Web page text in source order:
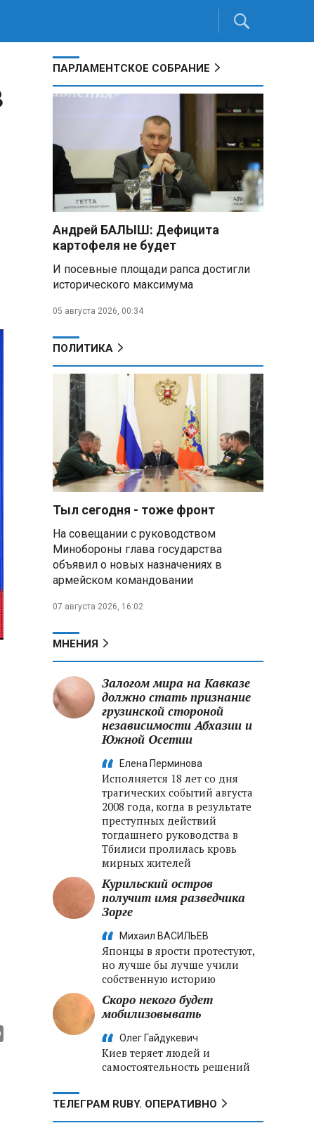
ПАРЛАМЕНТСКОЕ СОБРАНИЕ
Андрей БАЛЫШ: Дефицита
картофеля не будет
И посевные площади рапса достигли
исторического максимума
05 августа 2026, 00:34
ПОЛИТИКА
Тыл сегодня - тоже фронт
На совещании с руководством
Минобороны глава государства
объявил о новых назначениях в
армейском командовании
07 августа 2026, 16:02
МНЕНИЯ
Залогом мира на Кавказе
должно стать признание
грузинской стороной
независимости Абхазии и
Южной Осетии
Елена Перминова
Исполняется 18 лет со дня
трагических событий августа
2008 года, когда в результате
преступных действий
тогдашнего руководства в
Тбилиси пролилась кровь
мирных жителей
Курильский остров
получит имя разведчика
Зорге
Михаил ВАСИЛЬЕВ
Японцы в ярости протестуют,
но лучше бы лучше учили
собственную историю
Скоро некого будет
мобилизовывать
Олег Гайдукевич
Киев теряет людей и
самостоятельность решений
ТЕЛЕГРАМ RUBY. ОПЕРАТИВНО